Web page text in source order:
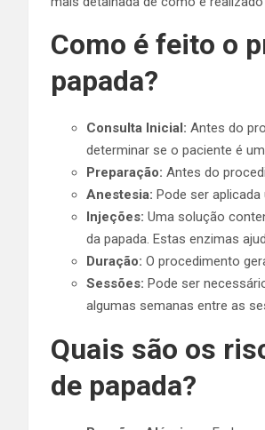
Como é feito o
papada?
Consulta Inicial: Antes do
determinar se o paciente é
Preparação: Antes do
Anestesia: Pode ser
Injeções: Uma solução
da papada. Estas enzimas
Duração: O procedimento
Sessões: Pode ser
algumas semanas entre as
Quais são os
de papada?